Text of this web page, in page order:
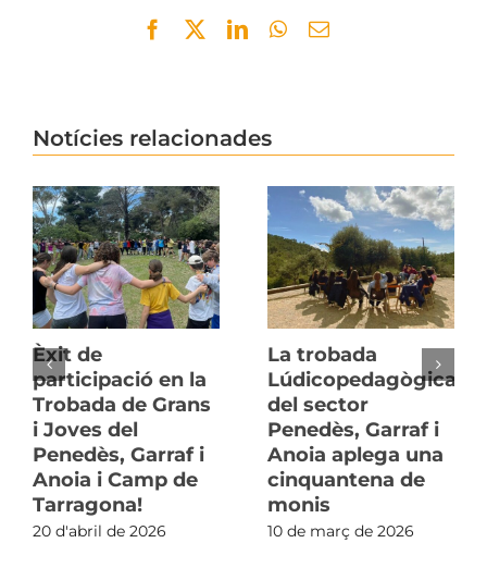
Facebook
TwitterLinkedInWhatsApp
Email
Notícies relacionades
Èxit de
participació en la
Trobada de Grans
i Joves del
Penedès, Garraf i
Anoia i Camp de
Tarragona!
20 d'abril de 2026
La trobada
Lúdicopedagògica
del sector
Penedès, Garraf i
Anoia aplega una
cinquantena de
monis
10 de març de 2026